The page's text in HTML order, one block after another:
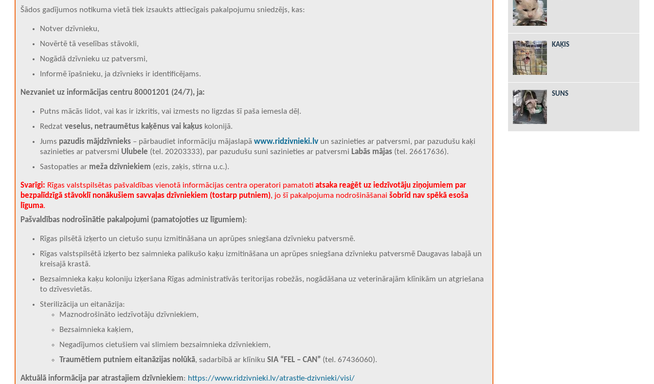
Šādos gadījumos notikuma vietā tiek izsaukts attiecīgais pakalpojumu sniedzējs, kas:
Notver dzīvnieku,
Novērtē tā veselības stāvokli,
Nogādā dzīvnieku uz patversmi,
Informē īpašnieku, ja dzīvnieks ir identificējams.
Nezvaniet uz informācijas centru 80001201 (24/7), ja:
Putns mācās lidot, vai kas ir izkritis, vai izmests no ligzdas šī paša iemesla dēļ.
Redzat veselus, netraumētus kaķēnus vai kaķus kolonijā.
Jums pazudis mājdzīvnieks – pārbaudiet informāciju mājaslapā www.ridzivnieki.lv un sazinieties ar patversmi, par pazudušu kaķi
sazinieties ar patversmi Ulubele (tel. 20203333), par pazudušu suni sazinieties ar patversmi Labās mājas (tel. 26617636).
Sastopaties ar meža dzīvniekiem (ezis, zaķis, stirna u.c.).
Svarīgi: Rīgas valstspilsētas pašvaldības vienotā informācijas centra operatori pamatoti atsaka reaģēt uz iedzīvotāju ziņojumiem par
bezpalīdzīgā stāvoklī nonākušiem savvaļas dzīvniekiem (tostarp putniem), jo šī pakalpojuma nodrošināšanai šobrīd nav spēkā esoša
līguma.
Pašvaldības nodrošinātie pakalpojumi (pamatojoties uz līgumiem):
Rīgas pilsētā izķerto un cietušo suņu izmitināšana un aprūpes sniegšana dzīvnieku patversmē.
Rīgas valstspilsētā izķerto bez saimnieka palikušo kaķu izmitināšana un aprūpes sniegšana dzīvnieku patversmē Daugavas labajā un
kreisajā krastā.
Bezsaimnieka kaķu koloniju izķeršana Rīgas administratīvās teritorijas robežās, nogādāšana uz veterinārajām klīnikām un atgriešana
to dzīvesvietās.
Sterilizācija un eitanāzija:
Maznodrošināto iedzīvotāju dzīvniekiem,
Bezsaimnieka kaķiem,
Negadījumos cietušiem vai slimiem bezsaimnieka dzīvniekiem,
Traumētiem putniem eitanāzijas nolūkā, sadarbībā ar klīniku SIA “FEL – CAN” (tel. 67436060).
Aktuālā informācija par atrastajiem dzīvniekiem: https://www.ridzivnieki.lv/atrastie-dzivnieki/visi/
KAĶIS
SUNS